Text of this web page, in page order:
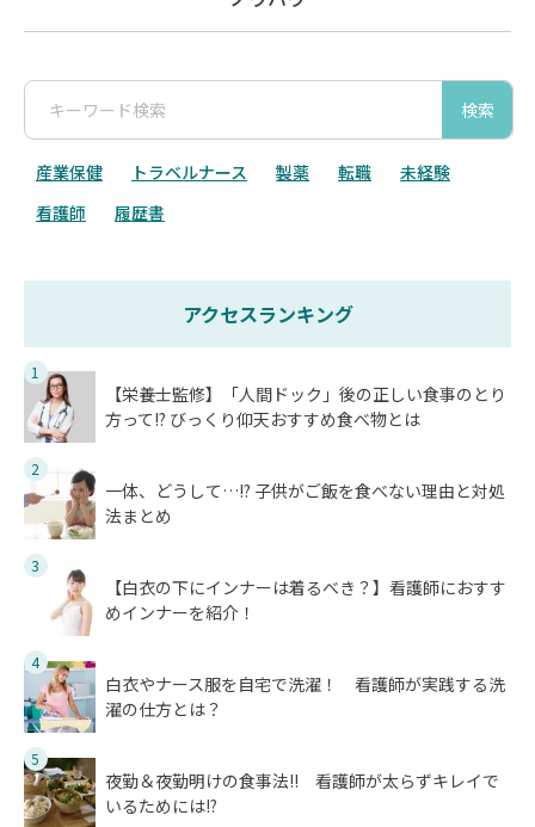
検索
産業保健 トラベルナース 製薬 転職
未経験
看護師
履歴書
アクセスランキング
1
【栄養士監修】「人間ドック」後の正しい食事のとり
方って!? びっくり仰天おすすめ食べ物とは
2
一体、どうして…!? 子供がご飯を食べない理由と対処
法まとめ
3
【白衣の下にインナーは着るべき？】看護師におすす
めインナーを紹介！
4
白衣やナース服を自宅で洗濯！ 看護師が実践する洗
濯の仕方とは？
5
夜勤＆夜勤明けの食事法!! 看護師が太らずキレイで
いるためには!?